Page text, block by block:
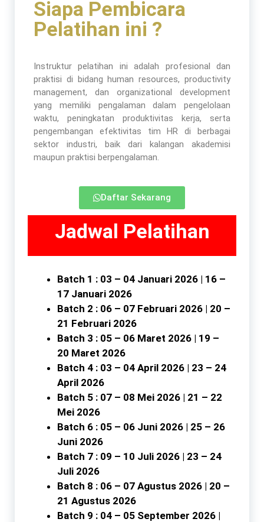
Siapa Pembicara
Pelatihan ini ?
Instruktur pelatihan ini adalah profesional dan
praktisi di bidang human resources, productivity
management, dan organizational development
yang memiliki pengalaman dalam pengelolaan
waktu, peningkatan produktivitas kerja, serta
pengembangan efektivitas tim HR di berbagai
sektor industri, baik dari kalangan akademisi
maupun praktisi berpengalaman.
Daftar Sekarang
Jadwal Pelatihan
Batch 1 : 03 – 04 Januari 2026 | 16 –
17 Januari 2026
Batch 2 : 06 – 07 Februari 2026 | 20 –
21 Februari 2026
Batch 3 : 05 – 06 Maret 2026 | 19 –
20 Maret 2026
Batch 4 : 03 – 04 April 2026 | 23 – 24
April 2026
Batch 5 : 07 – 08 Mei 2026 | 21 – 22
Mei 2026
Batch 6 : 05 – 06 Juni 2026 | 25 – 26
Juni 2026
Batch 7 : 09 – 10 Juli 2026 | 23 – 24
Juli 2026
Batch 8 : 06 – 07 Agustus 2026 | 20 –
21 Agustus 2026
Batch 9 : 04 – 05 September 2026 |